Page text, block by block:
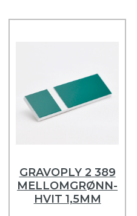
GRAVOPLY 2 389
MELLOMGRØNN-
HVIT 1,5MM